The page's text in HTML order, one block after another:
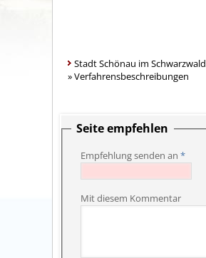
Stadt Schönau im Schwarzwald
»Verfahrensbeschreibungen
Seite empfehlen
Empfehlung senden an *
Mit diesem Kommentar